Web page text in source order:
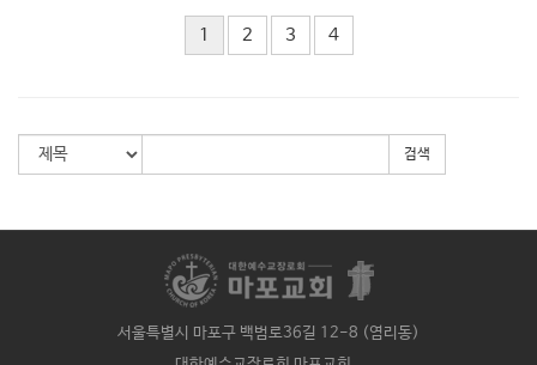
1 2 3 4
검색
서울특별시 마포구 백범로36길 12-8 (염리동)